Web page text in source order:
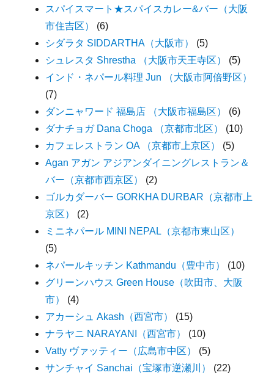
スパイスマート★スパイスカレー&バー（大阪
市住吉区）
(6)
シダラタ SIDDARTHA（大阪市）
(5)
シュレスタ Shrestha （大阪市天王寺区）
(5)
インド・ネパール料理 Jun （大阪市阿倍野区）
(7)
ダンニャワード 福島店 （大阪市福島区）
(6)
ダナチョガ Dana Choga （京都市北区）
(10)
カフェレストラン OA （京都市上京区）
(5)
Agan アガン アジアンダイニングレストラン＆
バー（京都市西京区）
(2)
ゴルカダーバー GORKHA DURBAR（京都市上
京区）
(2)
ミニネパール MINI NEPAL（京都市東山区）
(5)
ネパールキッチン Kathmandu（豊中市）
(10)
グリーンハウス Green House（吹田市、大阪
市）
(4)
アカーシュ Akash（西宮市）
(15)
ナラヤニ NARAYANI（西宮市）
(10)
Vatty ヴァッティー（広島市中区）
(5)
サンチャイ Sanchai（宝塚市逆瀬川）
(22)